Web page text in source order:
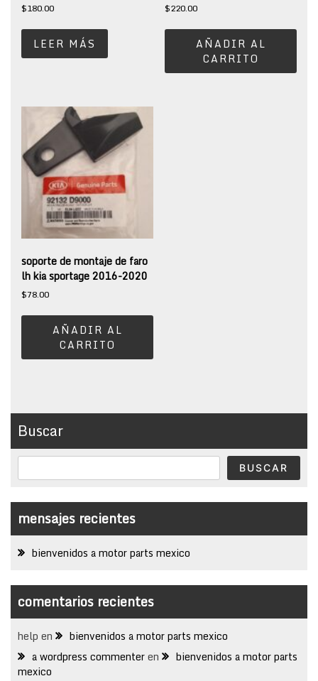
$180.00
LEER MÁS
$220.00
AÑADIR AL
CARRITO
soporte de montaje de faro
lh kia sportage 2016-2020
$78.00
AÑADIR AL
CARRITO
Buscar
BUSCAR
mensajes recientes
bienvenidos a motor parts mexico
comentarios recientes
help en
bienvenidos a motor parts mexico
a wordpress commenteren
bienvenidos a motor parts
mexico